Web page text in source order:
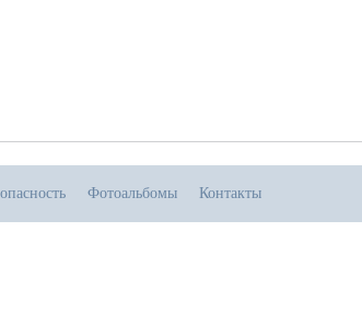
Фотоальбомы Контакты